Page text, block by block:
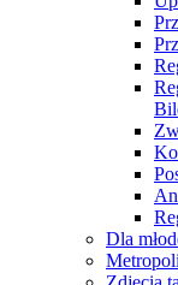
Dla